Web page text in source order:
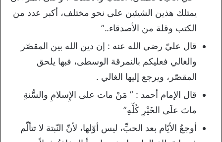
يمتلك هذين الشيئين على نحو مختلف، أكبر عدد من
الكتب وقلة من الأصدقاء..”
قال عليّ رضي الله عنه : إن دين الله بين المقصّر
والغالي فعليكم بالنمرقة الوسطى، فبها يلحق
المقصّر، ويرجع إليها الغالي .
قال الإمام أحمد : ” مَنْ مات على الإِسلامِ والسُّنةِ
ماتَ علَى الخَيْرِ كُلِّهِ”
أوجعُ الأيّام بعد الحبِّ، ليس أوّلها، لأنّ النّبتة لا تتألّم